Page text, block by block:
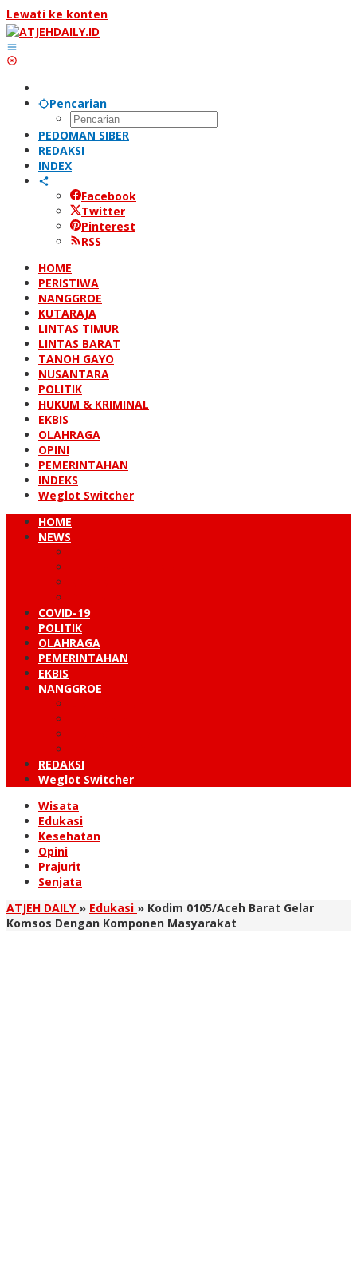
Lewati ke konten
Pencarian
PEDOMAN SIBER
REDAKSI
INDEX
Facebook
Twitter
Pinterest
RSS
HOME
PERISTIWA
NANGGROE
KUTARAJA
LINTAS TIMUR
LINTAS BARAT
TANOH GAYO
NUSANTARA
POLITIK
HUKUM & KRIMINAL
EKBIS
OLAHRAGA
OPINI
PEMERINTAHAN
INDEKS
Weglot Switcher
HOME
NEWS
COVID-19
POLITIK
OLAHRAGA
PEMERINTAHAN
EKBIS
NANGGROE
REDAKSI
Weglot Switcher
Wisata
Edukasi
Kesehatan
Opini
Prajurit
Senjata
ATJEH DAILY » Edukasi » Kodim 0105/Aceh Barat Gelar
Komsos Dengan Komponen Masyarakat